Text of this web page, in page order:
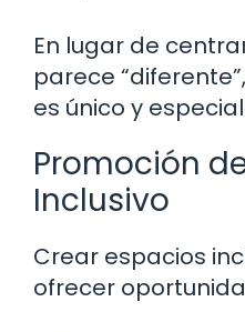
En lugar de
parece
es único y
Promoción
Inclusivo
Crear espacios
ofrecer